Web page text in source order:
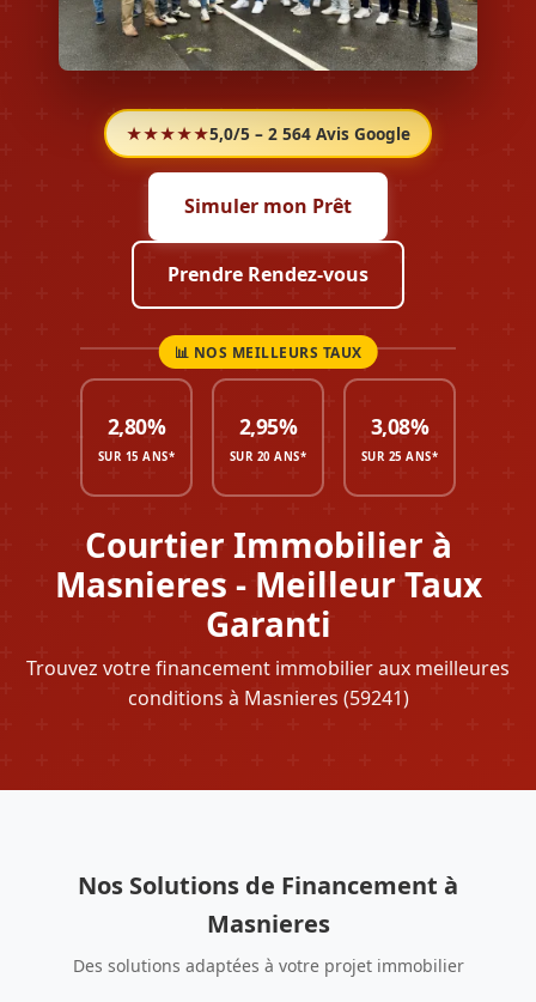
★★★★★5,0/5 – 2 564 Avis Google
Courtier Immobilier à
Masnieres - Meilleur Taux
Garanti
Trouvez votre financement immobilier aux meilleures
conditions à Masnieres (59241)
Simuler mon Prêt
Prendre Rendez-vous
2,80%
SUR 15 ANS*
2,95%
SUR 20 ANS*
3,08%
SUR 25 ANS*
Nos Solutions de Financement à
Masnieres
Des solutions adaptées à votre projet immobilier